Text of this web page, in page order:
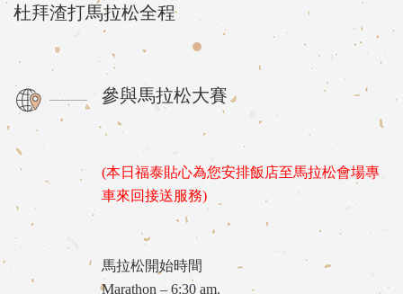
杜拜渣打馬拉松全程
參與馬拉松大賽
(本日福泰貼心為您安排飯店至馬拉松會場專
車來回接送服務)
馬拉松開始時間
Marathon – 6:30 am.